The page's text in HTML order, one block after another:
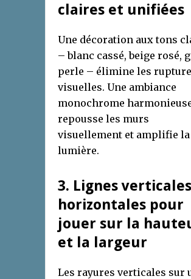
claires et unifiées
Une décoration aux tons
– blanc cassé, beige rosé,
perle – élimine les
visuelles. Une ambiance
monochrome
repousse les murs
visuellement et amplifie la
lumière.
3. Lignes
horizontales pour
jouer sur la
et la largeur
Les rayures verticales sur